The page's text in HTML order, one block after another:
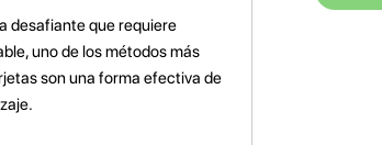
desafiante que requiere
uno de los métodos más
son una forma efectiva de